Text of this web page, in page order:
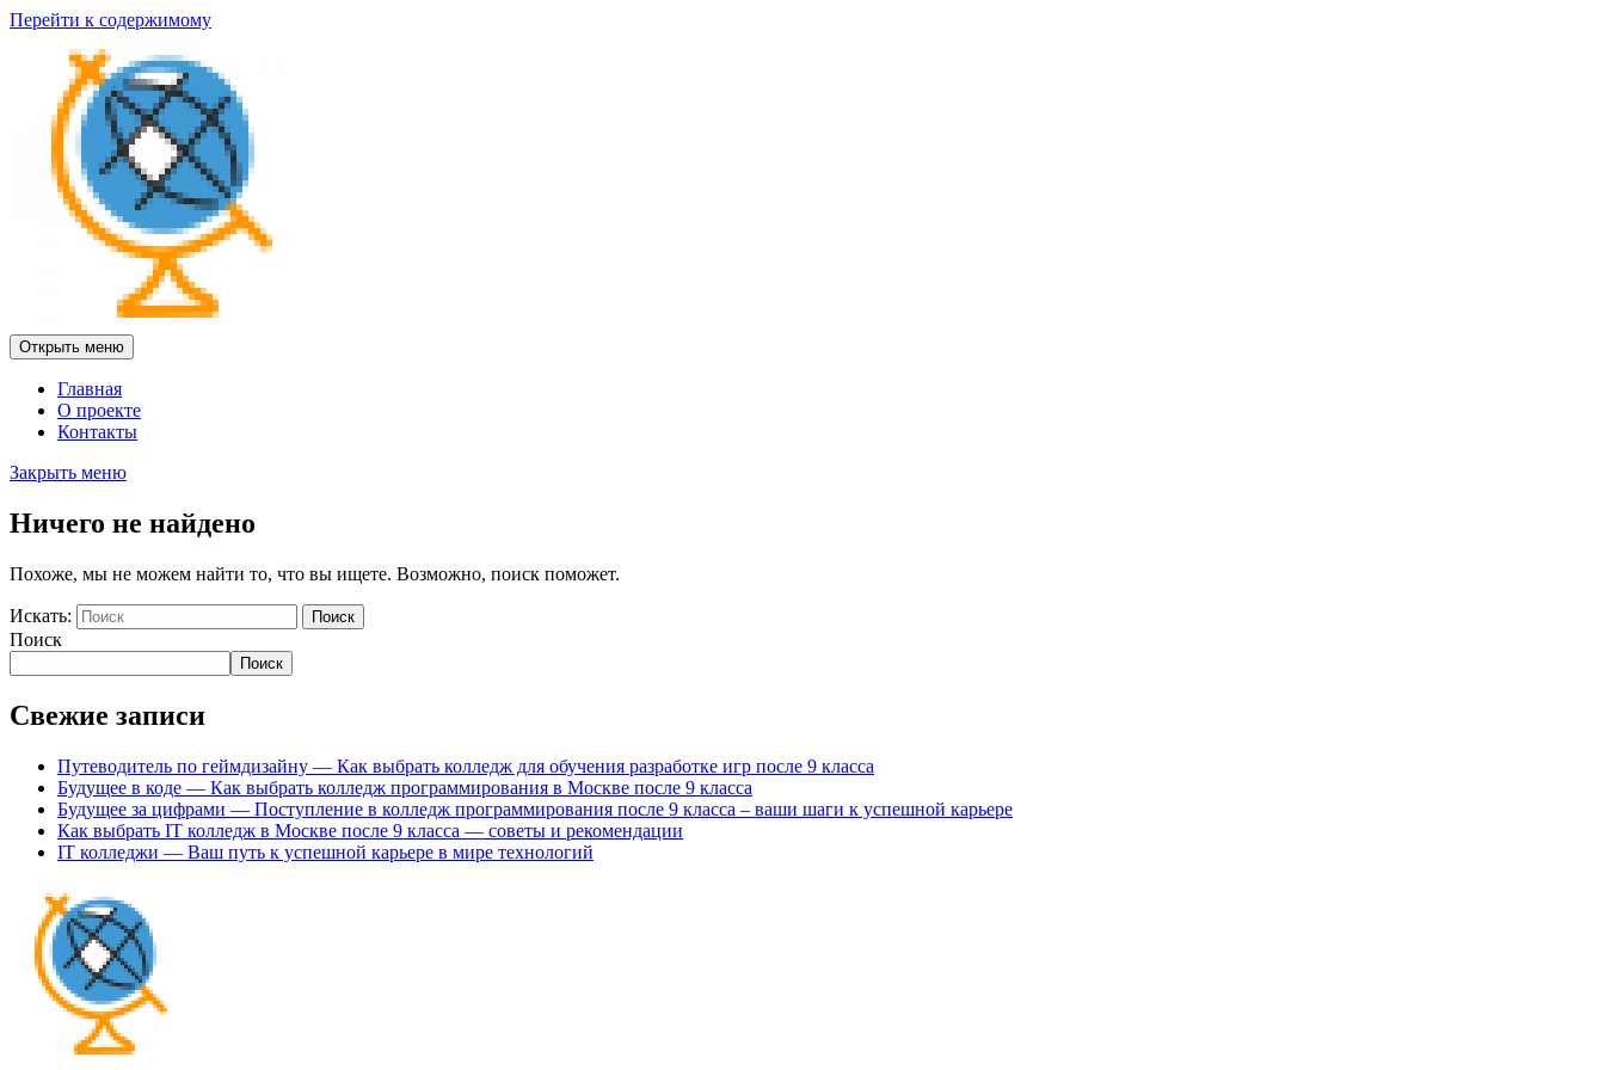
Перейти к содержимому
Открыть меню
Главная
О проекте
Контакты
Закрыть меню
Ничего не найдено
Похоже, мы не можем найти то, что вы ищете. Возможно, поиск поможет.
Искать: Поиск
Поиск
Поиск
Свежие записи
Путеводитель по геймдизайну — Как выбрать колледж для обучения разработке игр после 9 класса
Будущее в коде — Как выбрать колледж программирования в Москве после 9 класса
Будущее за цифрами — Поступление в колледж программирования после 9 класса – ваши шаги к успешной карьере
Как выбрать IT колледж в Москве после 9 класса — советы и рекомендации
IT колледжи — Ваш путь к успешной карьере в мире технологий